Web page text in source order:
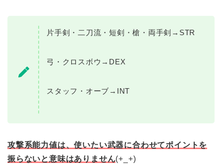
片手剣・二刀流・短剣・槍・両手剣→STR
弓・クロスボウ→DEX
スタッフ・オーブ→INT
攻撃系能力値は、使いたい武器に合わせてポイントを
振らないと意味はありません(+_+)